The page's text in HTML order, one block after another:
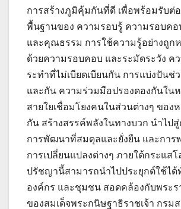
การสร้างภูมิคุ้มกันที่ดี เพื่อพร้อมรับต่
พื้นฐานของ ความรอบรู้ ความรอบคอ
และคุณธรรม การใช้ความรู้อย่างถูก
ด้วยความรอบคอบ และระมัดระวัง ค
ระทำที่ไม่เบียดเบียนกัน การแบ่งปันช่
และกัน ความร่วมมือปรองดองกันใน
สายใยเชื่อมโยงคนในส่วนต่างๆ ของ
กัน สร้างสรรค์พลังในทางบวก นำไป
การพัฒนาที่สมดุลและยั่งยืน และการ
การเปลี่ยนแปลงต่างๆ ภายใต้กระแส
ปรัชญานี้สามารถนำไปประยุกต์ใช้ได้
องค์กร และชุมชน สอดคล้องกับพระร
ของสมเด็จพระกนิษฐาธิราชเจ้า กรม